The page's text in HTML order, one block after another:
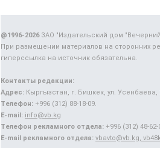
@1996-2026ЗАО "Издательский дом
При размещении материалов на сторонних
гиперссылка на источник обязательна.
Контакты редакции:
Адрес: Кыргызстан, г. Бишкек, ул. Усенбаева,
Телефон: +996 (312) 88-18-09.
E-mail: info@vb.kg
Телефон рекламного отдела: +996 (312) 48-62-
E-mail рекламного отдела: vbavto@vb.kg,